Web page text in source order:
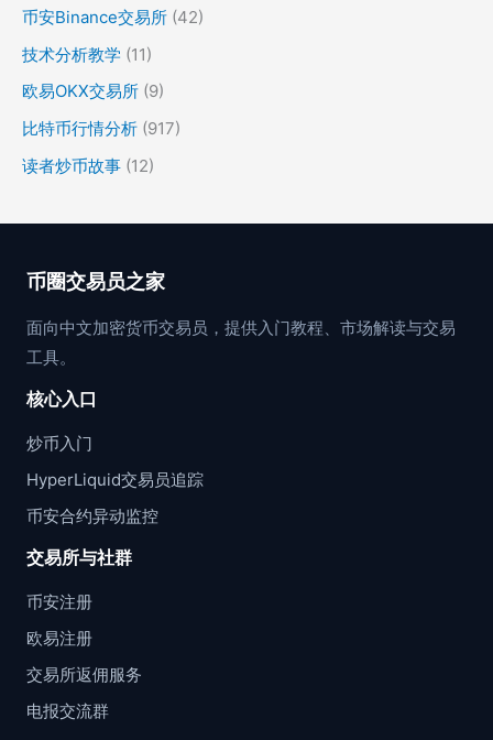
币安Binance交易所 (42)
技术分析教学 (11)
欧易OKX交易所 (9)
比特币行情分析 (917)
读者炒币故事 (12)
币圈交易员之家
面向中文加密货币交易员，提供入门教程、市场解读与交易
工具。
核心入口
炒币入门
HyperLiquid交易员追踪
币安合约异动监控
交易所与社群
币安注册
欧易注册
交易所返佣服务
电报交流群